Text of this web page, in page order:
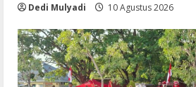
Dedi Mulyadi 10 Agustus 2026